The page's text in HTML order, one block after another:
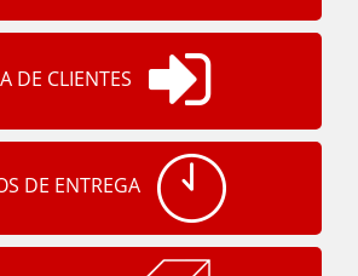
DE CLIENTES
DE ENTREGA